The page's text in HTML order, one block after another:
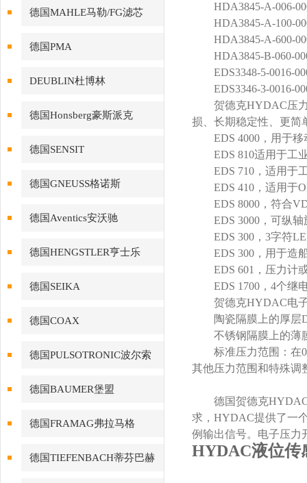
德国MAHLE马勒/FG滤芯
德国PMA
DEUBLIN杜博林
德国Honsberg豪斯派克
德国SENSIT
德国GNEUSS格诺斯
德国Aventics安沃驰
德国HENGSTLER亨士乐
德国SEIKA
德国COAX
德国PULSOTRONIC波尔索
德国BAUMER堡盟
德国FRAMAG弗拉马格
德国TIEFENBACH蒂芬巴赫
HDA3845-A-006-
HDA3845-A-100-
HDA3845-A-600-
HDA3845-B-060-
EDS3348-5-
EDS3346-3-
贺德克HYDAC压力
损、长期稳定性、更简
EDS 4000，用于移
EDS 810适用于工业
EDS 710，适用于工
EDS 410，适用于
EDS 8000，符合
EDS 3000，可纵轴
EDS 300，3字符
EDS 300，用于造
EDS 601，压力计或
EDS 1700，4个继电
贺德克HYDAC电子
陶瓷隔膜上的厚层
不锈钢隔膜上的薄
标准压力范围：在0
其他压力范围和特殊调
德国贺德克HYDAC
求，HYDAC提供了一
例输出信号。电子压力
HYDAC液位传